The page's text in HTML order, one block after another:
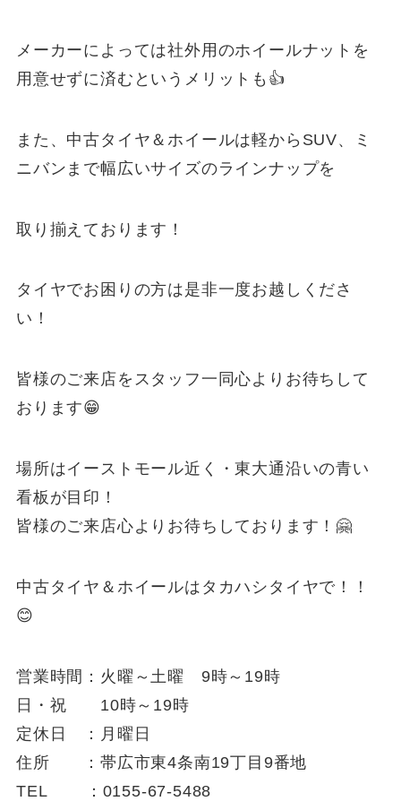
メーカーによっては社外用のホイールナットを
用意せずに済むというメリットも👍
また、中古タイヤ＆ホイールは軽からSUV、ミ
ニバンまで幅広いサイズのラインナップを
取り揃えております！
タイヤでお困りの方は是非一度お越しくださ
い！
皆様のご来店をスタッフ一同心よりお待ちして
おります😁
場所はイーストモール近く・東大通沿いの青い
看板が目印！
皆様のご来店心よりお待ちしております！🤗
中古タイヤ＆ホイールはタカハシタイヤで！！
😊
営業時間：火曜～土曜 9時～19時
日・祝 10時～19時
定休日 ：月曜日
住所 ：帯広市東4条南19丁目9番地
TEL ：0155-67-5488